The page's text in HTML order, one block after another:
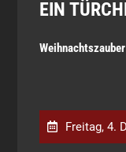
EIN
Freitag, 4.